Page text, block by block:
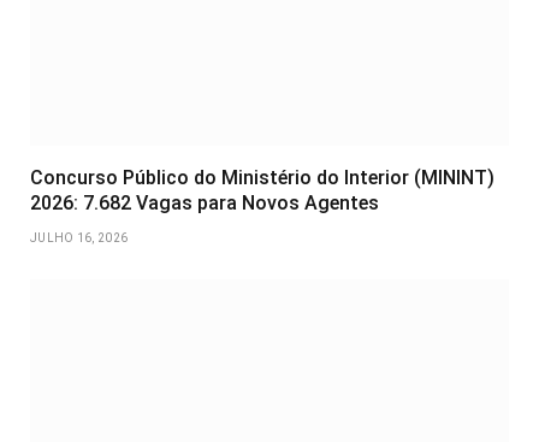
Concurso Público do Ministério do Interior (MININT)
2026: 7.682 Vagas para Novos Agentes
JULHO 16, 2026